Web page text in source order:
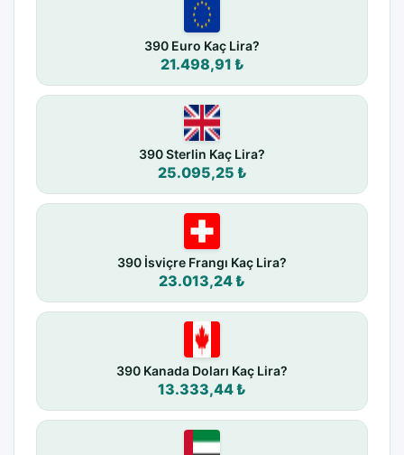
390 Euro Kaç Lira?
21.498,91 ₺
390 Sterlin Kaç Lira?
25.095,25 ₺
390 İsviçre Frangı Kaç Lira?
23.013,24 ₺
390 Kanada Doları Kaç Lira?
13.333,44 ₺